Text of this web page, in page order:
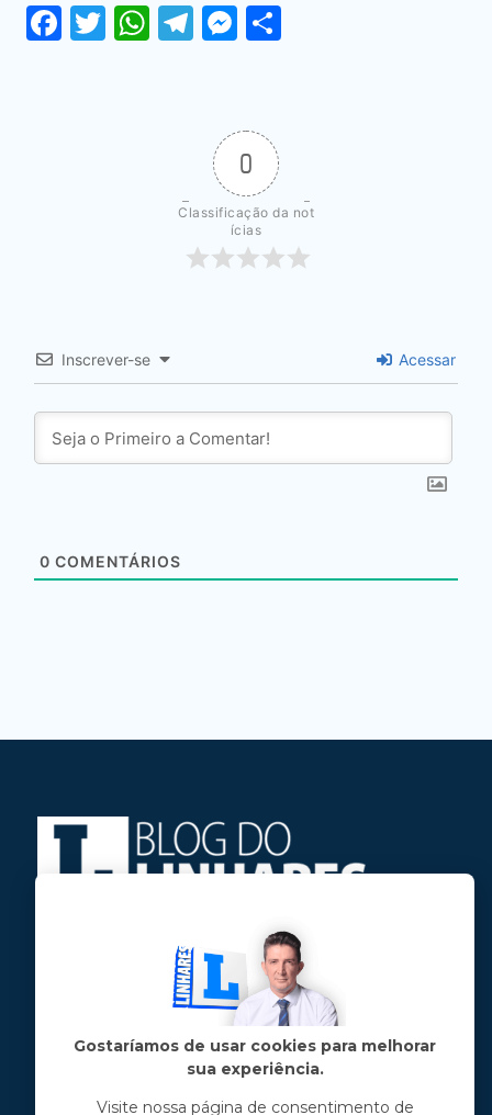
Facebook
Twitter
WhatsApp
Telegram
Messenger
0
Classificação da not
ícias
Inscrever-se Acessar
0 COMENTÁRIOS
Jose Linhares Jr é maranhense.
Formado em Jornalismo, estudou filosofia
e tem pós-graduações em ciência política
e marketing político.
Menu principal
Gostaríamos de usar cookies para melhorar
sua experiência.
Visite nossa página de consentimento de